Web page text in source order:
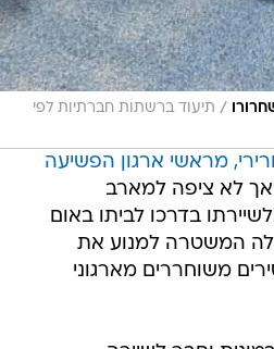
/ תיעוד ברשתות חברתיות לפי
מראשי ארגון הפשיעה
אך לא ציפה למארב
בדרכו לביתו באום
המשטרה למנוע את
משוחררים מארגוני